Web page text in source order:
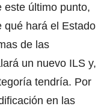
este último punto,
qué hará el Estado
de las
un nuevo ILS y,
tendría. Por
en las